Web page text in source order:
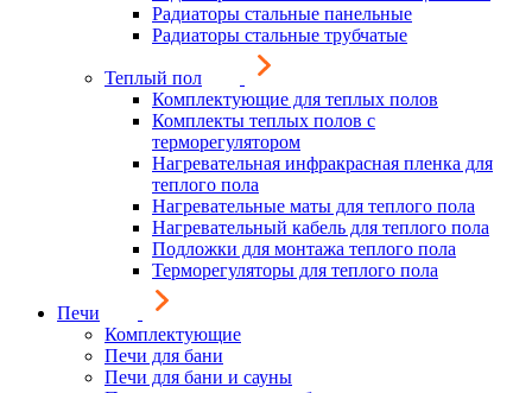
Радиаторы стальные панельные
Радиаторы стальные трубчатые
Теплый пол
Комплектующие для теплых полов
Комплекты теплых полов с
терморегулятором
Нагревательная инфракрасная пленка для
теплого пола
Нагревательные маты для теплого пола
Нагревательный кабель для теплого пола
Подложки для монтажа теплого пола
Терморегуляторы для теплого пола
Печи
Комплектующие
Печи для бани
Печи для бани и сауны